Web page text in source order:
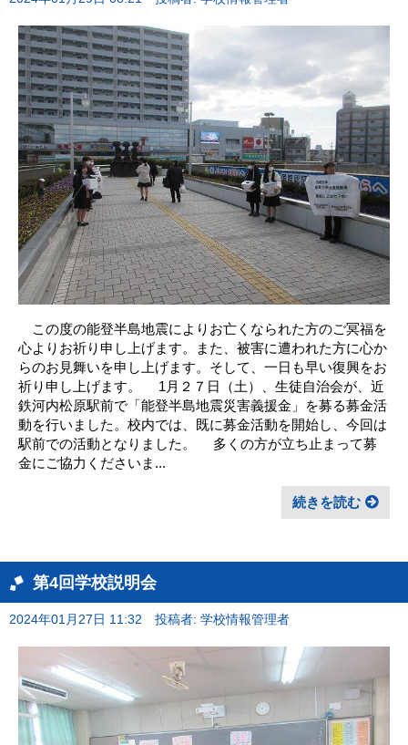
この度の能登半島地震によりお亡くなられた方のご冥福を
心よりお祈り申し上げます。また、被害に遭われた方に心か
らのお見舞いを申し上げます。そして、一日も早い復興をお
祈り申し上げます。 1月２７日（土）、生徒自治会が、近
鉄河内松原駅前で「能登半島地震災害義援金」を募る募金活
動を行いました。校内では、既に募金活動を開始し、今回は
駅前での活動となりました。 多くの方が立ち止まって募
金にご協力くださいま...
続きを読む
第4回学校説明会
2024年01月27日 11:32 投稿者: 学校情報管理者